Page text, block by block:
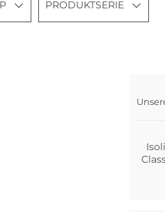
PRODUKTSERIE